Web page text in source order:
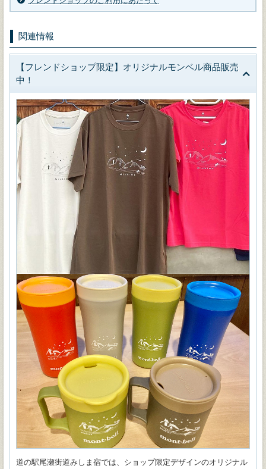
関連情報
【フレンドショップ限定】オリジナルモンベル商品販売
中！
道の駅尾瀬街道みしま宿では、ショップ限定デザインのオリジナル